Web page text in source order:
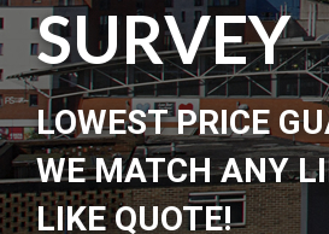
SURVEY
LOWEST PRICE
WE MATCH ANY
LIKE QUOTE!